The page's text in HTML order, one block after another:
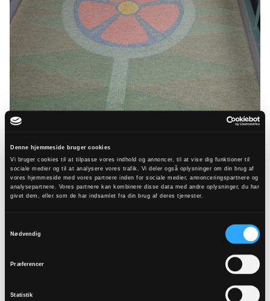
Denne hjemmeside bruger cookies
Vi bruger cookies til at tilpasse vores indhold og annoncer, til at vise dig funktioner til
sociale medier og til at analysere vores trafik. Vi deler også oplysninger om din brug af
vores hjemmeside med vores partnere inden for sociale medier, annonceringspartnere og
analysepartnere. Vores partnere kan kombinere disse data med andre oplysninger, du har
givet dem, eller som de har indsamlet fra din brug af deres tjenester.
Nødvendig
Præferencer
Statistik
Søllested Kirkes altertæppe.
Foto: Mogens Hjort
Anne Marie Egemose har valgt de lyse farver for
Motivet er taget fra Brorsons salme ”Den yndigste
fembladede rose, der kendes som et kristent